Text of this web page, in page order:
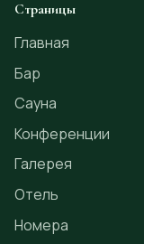
Страницы
Главная
Бар
Сауна
Конференции
Галерея
Отель
Номера